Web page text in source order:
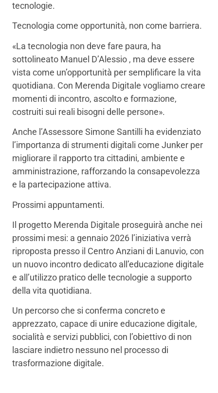
tecnologie.
Tecnologia come opportunità, non come barriera.
«La tecnologia non deve fare paura, ha
sottolineato Manuel D’Alessio , ma deve essere
vista come un’opportunità per semplificare la vita
quotidiana. Con Merenda Digitale vogliamo creare
momenti di incontro, ascolto e formazione,
costruiti sui reali bisogni delle persone».
Anche l’Assessore Simone Santilli ha evidenziato
l’importanza di strumenti digitali come Junker per
migliorare il rapporto tra cittadini, ambiente e
amministrazione, rafforzando la consapevolezza
e la partecipazione attiva.
Prossimi appuntamenti.
Il progetto Merenda Digitale proseguirà anche nei
prossimi mesi: a gennaio 2026 l’iniziativa verrà
riproposta presso il Centro Anziani di Lanuvio, con
un nuovo incontro dedicato all’educazione digitale
e all’utilizzo pratico delle tecnologie a supporto
della vita quotidiana.
Un percorso che si conferma concreto e
apprezzato, capace di unire educazione digitale,
socialità e servizi pubblici, con l’obiettivo di non
lasciare indietro nessuno nel processo di
trasformazione digitale.